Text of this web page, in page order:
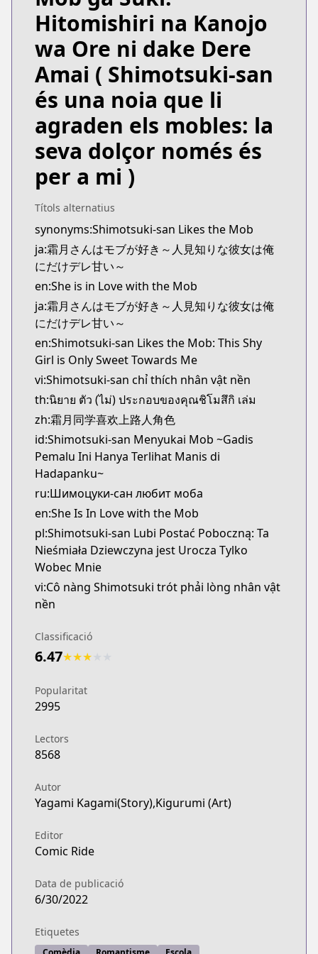
https://comicride.jp/series/b375235835e02?s=1
Kitsu
https://kitsu.app/manga/shimotsuki-san-wa-mob-
CDJapan
https://www.anime-planet.com/manga/https://
MangaUpdates
MangaUpdates
https://www.mangaupdates.com/
novelUpdates
https://www.novelupdates.com/series/
Book☆Walker
Book☆Walker
https://bookwalker.jp/series/418920/list
Hitomishiri na Kanojo
wa Ore ni dake Dere
Amai ( Shimotsuki-san
és una noia que li
agraden els mobles: la
seva dolçor només és
per a mi )
Títols alternatius
synonyms:Shimotsuki-san Likes the Mob
ja:霜月さんはモブが好き～人見知りな彼女は俺
にだけデレ甘い～
en:She is in Love with the Mob
ja:霜月さんはモブが好き～人見知りな彼女は俺
にだけデレ甘い～
en:Shimotsuki-san Likes the Mob: This Shy
Girl is Only Sweet Towards Me
vi:Shimotsuki-san chỉ thích nhân vật nền
th:นิยาย ตัว (ไม่) ประกอบของคุณชิโมสึกิ เล่ม
zh:霜月同学喜欢上路人角色
id:Shimotsuki-san Menyukai Mob ~Gadis
Pemalu Ini Hanya Terlihat Manis di
Hadapanku~
ru:Шимоцуки-сан любит моба
en:She Is In Love with the Mob
pl:Shimotsuki-san Lubi Postać Poboczną: Ta
Nieśmiała Dziewczyna jest Urocza Tylko
Wobec Mnie
vi:Cô nàng Shimotsuki trót phải lòng nhân vật
nền
Classificació
6.47★★★
Popularitat
2995
Lectors
8568
Autor
Yagami Kagami(Story),Kigurumi (Art)
Editor
Comic Ride
Data de publicació
6/30/2022
Etiquetes